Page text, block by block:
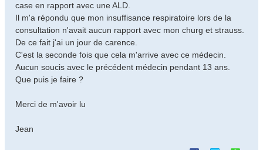
case en rapport avec une ALD.
Il m'a répondu que mon insuffisance respiratoire lors de la
consultation n'avait aucun rapport avec mon churg et strauss.
De ce fait j'ai un jour de carence.
C'est la seconde fois que cela m'arrive avec ce médecin.
Aucun soucis avec le précédent médecin pendant 13 ans.
Que puis je faire ?
Merci de m'avoir lu
Jean